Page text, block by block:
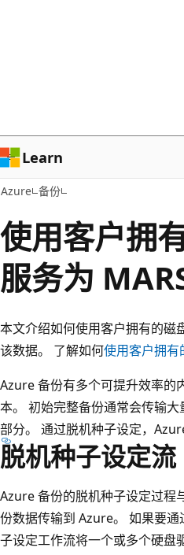
容
Learn
Azure 备份
使用客户拥
服务为
本文介绍如何使用客户拥有的磁
该数据。 了解如何使用客户拥
Azure 备份有多个可提升效率的
本。 初始完整备份通常会传输
部分。 通过脱机种子设定，
脱机种子设定流
Azure 备份的脱机种子设定过程
份数据传输到 Azure。 如果要
子设定工作流将一个或多个硬盘